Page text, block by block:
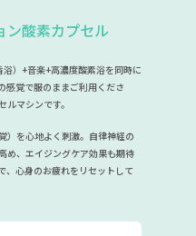
ン酸素カプセル
）+音楽+高濃度酸素浴を同時に
感覚で服のままご利用くださ
マシンです。
）を心地よく刺激。自律神経の
め、エイジングケア効果も期待
、心身のお疲れをリセットして